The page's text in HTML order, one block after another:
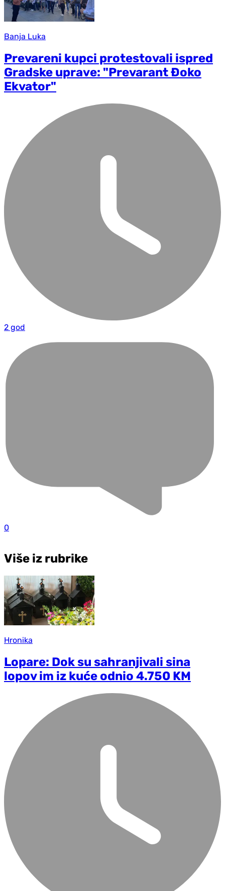
Banja Luka
Prevareni kupci protestovali ispred
Gradske uprave: "Prevarant Đoko
Ekvator"
2 god
0
Više iz rubrike
Hronika
Lopare: Dok su sahranjivali sina
lopov im iz kuće odnio 4.750 KM